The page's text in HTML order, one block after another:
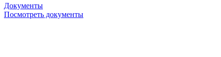
Документы
Посмотреть документы